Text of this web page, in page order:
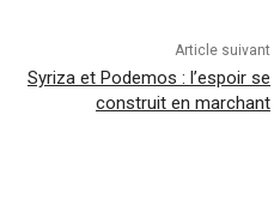
Article suivant
Syriza et Podemos : l’espoir se
construit en marchant